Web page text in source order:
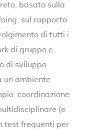
basato sulla
, sul rapporto
di tutti i
di gruppo e
di sviluppo
un ambiente
coordinazione
(e
test frequenti per